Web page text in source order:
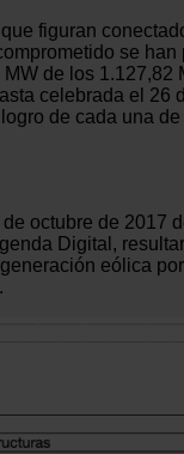
figuran
se han
de los 1.127,82
celebrada el 26
de cada una
de octubre de 2017
Digital,
eólica